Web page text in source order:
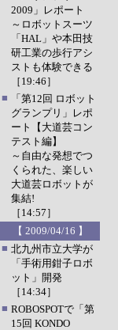
2009」レポート
～ロボットスーツ
「HAL」や本田技
研工業の歩行アシ
ストも体験できる
［19:46］
■
「第12回 ロボット
グランプリ」レポ
ート【大道芸コン
テスト編】
～自由な発想でつ
くられた、楽しい
大道芸ロボットが
集結!
［14:57］
【 2009/04/16 】
■ 北九州市立大学が
「手術用鉗子ロボ
ット」開発
［14:34］
■ ROBOSPOTで「第
15回 KONDO